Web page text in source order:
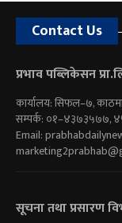
Contact Us
प्रभाव पब्लिकेसन
कार्यालय: सिफल–७,
सम्पर्क: ०१–४३७३५७७,
Email:
सूचना तथा प्रसारण